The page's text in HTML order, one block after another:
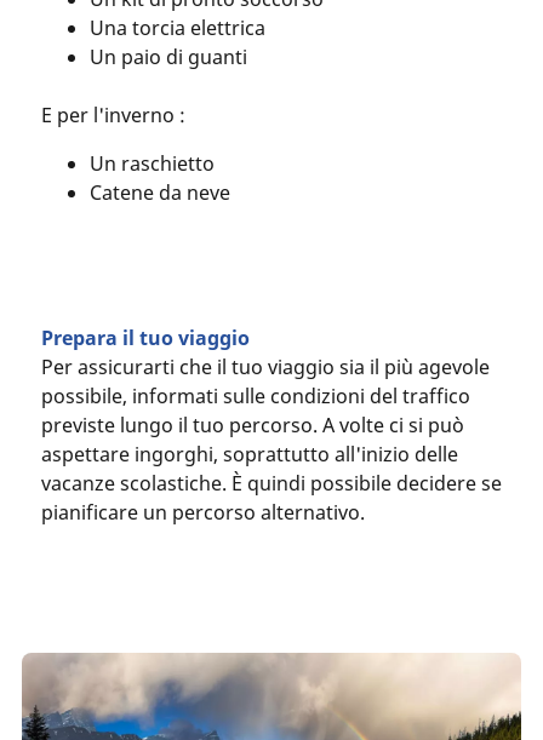
Una torcia elettrica
Un paio di guanti
E per l'inverno :
Un raschietto
Catene da neve
Prepara il tuo viaggio
Per assicurarti che il tuo viaggio sia il più agevole
possibile, informati sulle condizioni del traffico
previste lungo il tuo percorso. A volte ci si può
aspettare ingorghi, soprattutto all'inizio delle
vacanze scolastiche. È quindi possibile decidere se
pianificare un percorso alternativo.